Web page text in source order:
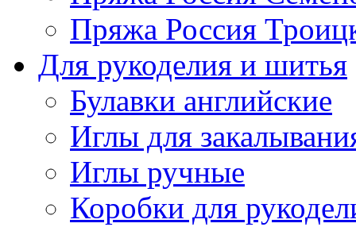
Пряжа Россия
Для рукоделия и шитья
Булавки английские
Иглы для
Иглы ручные
Коробки для